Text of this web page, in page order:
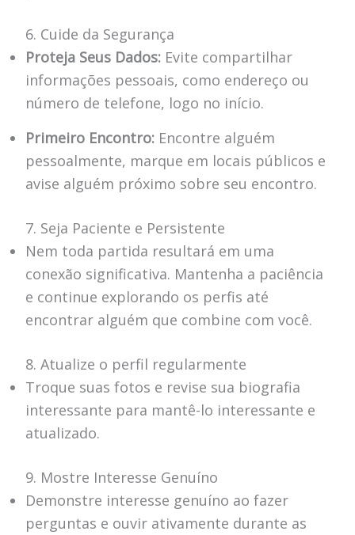
6. Cuide da Segurança
Proteja Seus Dados:Evite compartilhar
informações pessoais, como endereço ou
número de telefone, logo no início.
Primeiro Encontro:Encontre alguém
pessoalmente, marque em locais públicos e
avise alguém próximo sobre seu encontro.
7. Seja Paciente e Persistente
Nem toda partida resultará em uma
conexão significativa. Mantenha a paciência
e continue explorando os perfis até
encontrar alguém que combine com você.
8. Atualize o perfil regularmente
Troque suas fotos e revise sua biografia
interessante para mantê-lo interessante e
atualizado.
9. Mostre Interesse Genuíno
Demonstre interesse genuíno ao fazer
perguntas e ouvir ativamente durante as